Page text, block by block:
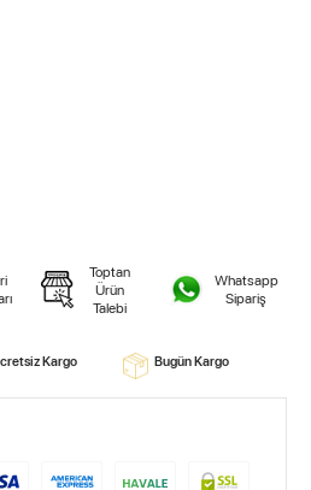
Toptan
Ürün
Talebi
Whatsapp
Sipariş
Kargo Bugün Kargo